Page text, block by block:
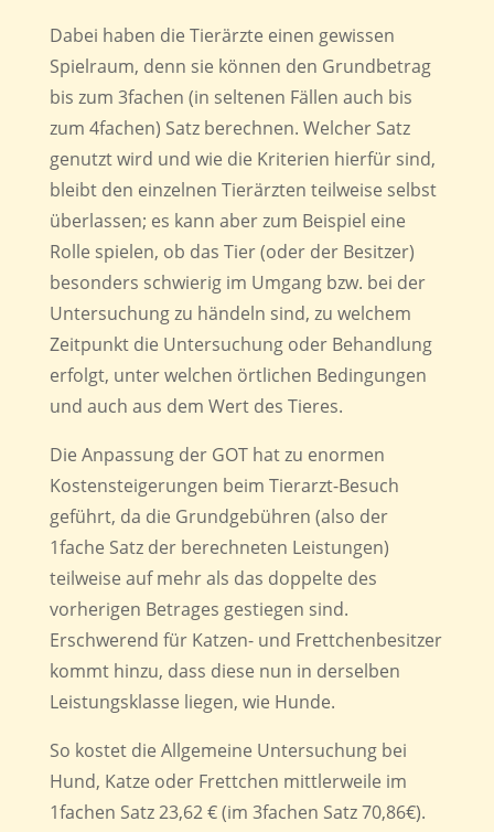
Dabei haben die Tierärzte einen gewissen
Spielraum, denn sie können den Grundbetrag
bis zum 3fachen (in seltenen Fällen auch bis
zum 4fachen) Satz berechnen. Welcher Satz
genutzt wird und wie die Kriterien hierfür sind,
bleibt den einzelnen Tierärzten teilweise selbst
überlassen; es kann aber zum Beispiel eine
Rolle spielen, ob das Tier (oder der Besitzer)
besonders schwierig im Umgang bzw. bei der
Untersuchung zu händeln sind, zu welchem
Zeitpunkt die Untersuchung oder Behandlung
erfolgt, unter welchen örtlichen Bedingungen
und auch aus dem Wert des Tieres.
Die Anpassung der GOT hat zu enormen
Kostensteigerungen beim Tierarzt-Besuch
geführt, da die Grundgebühren (also der
1fache Satz der berechneten Leistungen)
teilweise auf mehr als das doppelte des
vorherigen Betrages gestiegen sind.
Erschwerend für Katzen- und Frettchenbesitzer
kommt hinzu, dass diese nun in derselben
Leistungsklasse liegen, wie Hunde.
So kostet die Allgemeine Untersuchung bei
Hund, Katze oder Frettchen mittlerweile im
1fachen Satz 23,62 € (im 3fachen Satz 70,86€).